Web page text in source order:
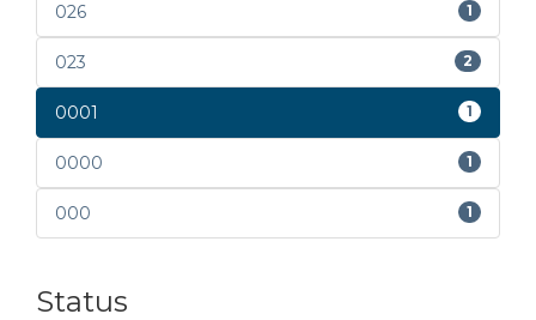
026 1
023 2
0001 1
0000 1
000 1
Status